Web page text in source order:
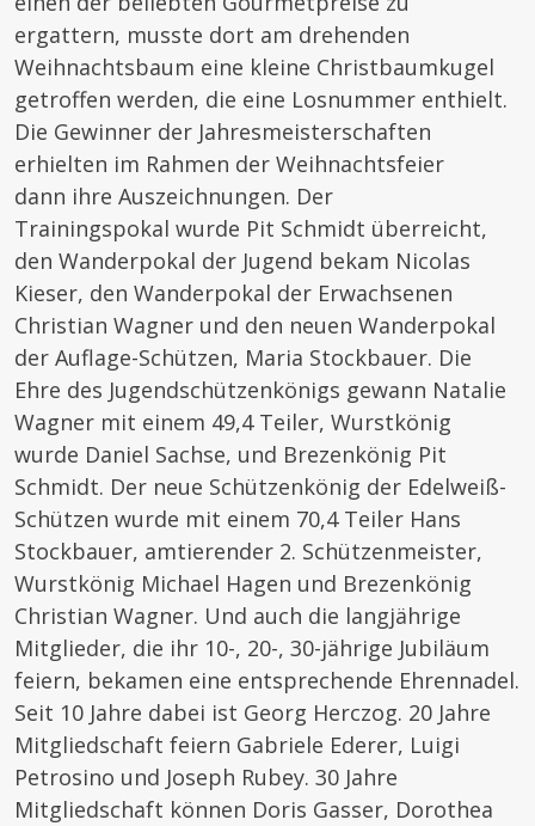
ergattern, musste dort am drehenden
Weihnachtsbaum eine kleine Christbaumkugel
getroffen werden, die eine Losnummer enthielt.
Die Gewinner der Jahresmeisterschaften
erhielten im Rahmen der Weihnachtsfeier
dann ihre Auszeichnungen. Der
Trainingspokal wurde Pit Schmidt überreicht,
den Wanderpokal der Jugend bekam Nicolas
Kieser, den Wanderpokal der Erwachsenen
Christian Wagner und den neuen Wanderpokal
der Auflage-Schützen, Maria Stockbauer. Die
Ehre des Jugendschützenkönigs gewann Natalie
Wagner mit einem 49,4 Teiler, Wurstkönig
wurde Daniel Sachse, und Brezenkönig Pit
Schmidt. Der neue Schützenkönig der Edelweiß-
Schützen wurde mit einem 70,4 Teiler Hans
Stockbauer, amtierender 2. Schützenmeister,
Wurstkönig Michael Hagen und Brezenkönig
Christian Wagner. Und auch die langjährige
Mitglieder, die ihr 10-, 20-, 30-jährige Jubiläum
feiern, bekamen eine entsprechende Ehrennadel.
Seit 10 Jahre dabei ist Georg Herczog. 20 Jahre
Mitgliedschaft feiern Gabriele Ederer, Luigi
Petrosino und Joseph Rubey. 30 Jahre
Mitgliedschaft können Doris Gasser, Dorothea